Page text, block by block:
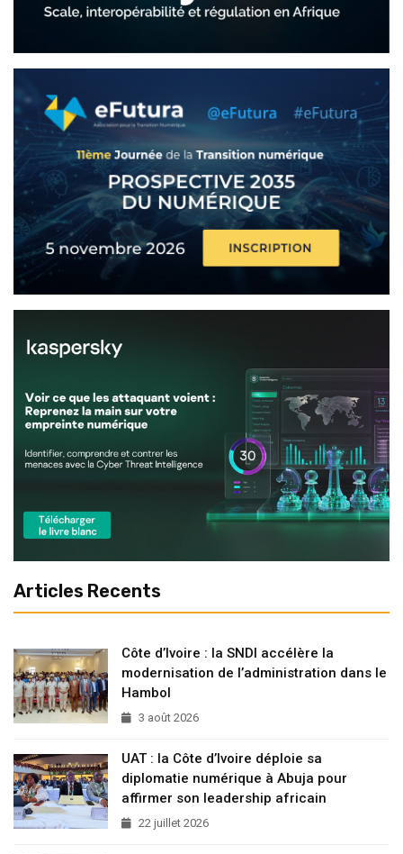
Articles Recents
Côte d’Ivoire : la SNDI accélère la
modernisation de l’administration dans le
Hambol
3 août 2026
UAT : la Côte d’Ivoire déploie sa
diplomatie numérique à Abuja pour
affirmer son leadership africain
22 juillet 2026